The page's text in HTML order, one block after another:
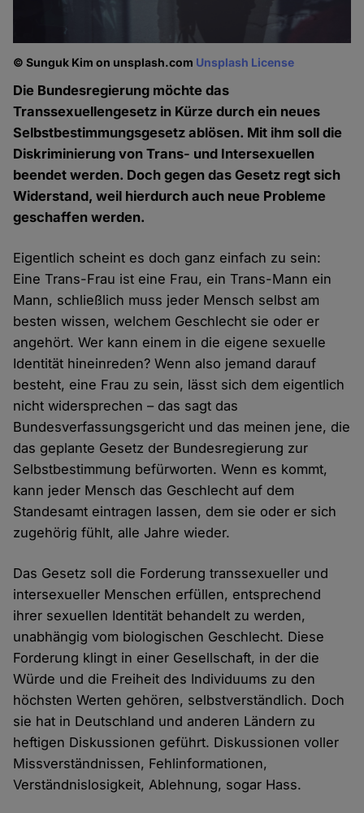
© Sunguk Kim on unsplash.com Unsplash License
Die Bundesregierung möchte das
Transsexuellengesetz in Kürze durch ein neues
Selbstbestimmungsgesetz ablösen. Mit ihm soll die
Diskriminierung von Trans- und Intersexuellen
beendet werden. Doch gegen das Gesetz regt sich
Widerstand, weil hierdurch auch neue Probleme
geschaffen werden.
Eigentlich scheint es doch ganz einfach zu sein:
Eine Trans-Frau ist eine Frau, ein Trans-Mann ein
Mann, schließlich muss jeder Mensch selbst am
besten wissen, welchem Geschlecht sie oder er
angehört. Wer kann einem in die eigene sexuelle
Identität hineinreden? Wenn also jemand darauf
besteht, eine Frau zu sein, lässt sich dem eigentlich
nicht widersprechen – das sagt das
Bundesverfassungsgericht und das meinen jene, die
das geplante Gesetz der Bundesregierung zur
Selbstbestimmung befürworten. Wenn es kommt,
kann jeder Mensch das Geschlecht auf dem
Standesamt eintragen lassen, dem sie oder er sich
zugehörig fühlt, alle Jahre wieder.
Das Gesetz soll die Forderung transsexueller und
intersexueller Menschen erfüllen, entsprechend
ihrer sexuellen Identität behandelt zu werden,
unabhängig vom biologischen Geschlecht. Diese
Forderung klingt in einer Gesellschaft, in der die
Würde und die Freiheit des Individuums zu den
höchsten Werten gehören, selbstverständlich. Doch
sie hat in Deutschland und anderen Ländern zu
heftigen Diskussionen geführt. Diskussionen voller
Missverständnissen, Fehlinformationen,
Verständnislosigkeit, Ablehnung, sogar Hass.